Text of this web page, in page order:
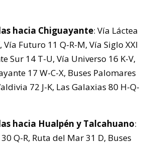
hacia Chiguayante: Vía Láctea
Vía Futuro 11 Q-R-M, Vía Siglo XXI
Sur 14 T-U, Vía Universo 16 K-V,
17 W-C-X, Buses Palomares
72 J-K, Las Galaxias 80 H-Q-
hacia Hualpén y Talcahuano:
Q-R, Ruta del Mar 31 D, Buses